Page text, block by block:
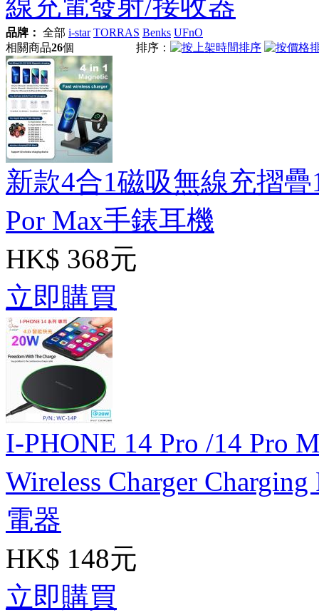
品牌： 全部 i-star TORRAS Benks UFnO
相關商品26個 排序：
新款4合1磁吸無線充摺
Por Max手錶耳機
HK$ 368元
立即購買
I-PHONE 14 Pro /14 Pro
Wireless Charger
電器
HK$ 148元
立即購買